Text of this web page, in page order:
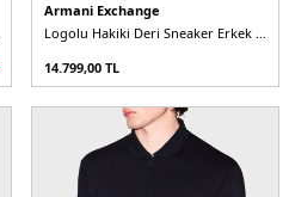
Armani Exchange
Logolu Hakiki Deri Sneaker Erkek Ayakkabı
14.799,00 TL